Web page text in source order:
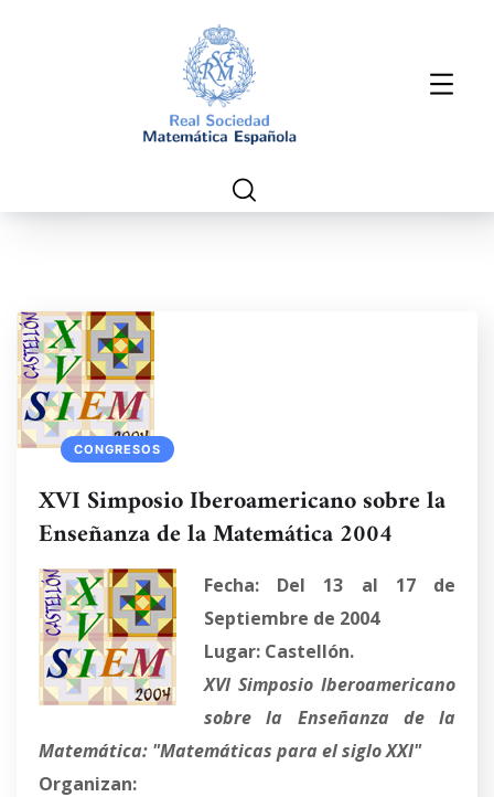
CONGRESOS
XVI Simposio Iberoamericano sobre la
Enseñanza de la Matemática 2004
Fecha: Del 13 al 17 de
Septiembre de 2004
Lugar: Castellón.
XVI Simposio Iberoamericano
sobre la Enseñanza de la
Matemática: "Matemáticas para el siglo XXI"
Organizan: